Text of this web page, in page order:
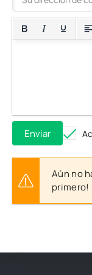
Enviar
Aún no
primero!